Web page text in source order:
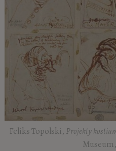
Feliks Topolski, Projekty